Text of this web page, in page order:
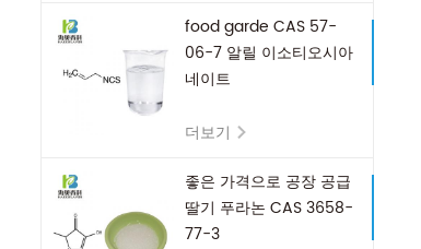
food garde CAS 57-
06-7 알릴 이소티오시아
네이트
더보기
좋은 가격으로 공장 공급
딸기 푸라논 CAS 3658-
77-3